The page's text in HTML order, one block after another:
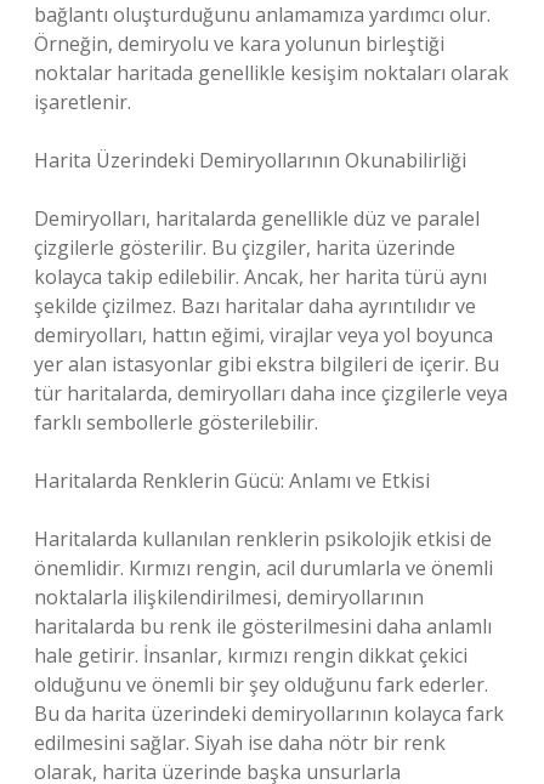
bağlantı oluşturduğunu anlamamıza yardımcı olur.
Örneğin, demiryolu ve kara yolunun birleştiği
noktalar haritada genellikle kesişim noktaları olarak
işaretlenir.
Harita Üzerindeki Demiryollarının Okunabilirliği
Demiryolları, haritalarda genellikle düz ve paralel
çizgilerle gösterilir. Bu çizgiler, harita üzerinde
kolayca takip edilebilir. Ancak, her harita türü aynı
şekilde çizilmez. Bazı haritalar daha ayrıntılıdır ve
demiryolları, hattın eğimi, virajlar veya yol boyunca
yer alan istasyonlar gibi ekstra bilgileri de içerir. Bu
tür haritalarda, demiryolları daha ince çizgilerle veya
farklı sembollerle gösterilebilir.
Haritalarda Renklerin Gücü: Anlamı ve Etkisi
Haritalarda kullanılan renklerin psikolojik etkisi de
önemlidir. Kırmızı rengin, acil durumlarla ve önemli
noktalarla ilişkilendirilmesi, demiryollarının
haritalarda bu renk ile gösterilmesini daha anlamlı
hale getirir. İnsanlar, kırmızı rengin dikkat çekici
olduğunu ve önemli bir şey olduğunu fark ederler.
Bu da harita üzerindeki demiryollarının kolayca fark
edilmesini sağlar. Siyah ise daha nötr bir renk
olarak, harita üzerinde başka unsurlarla